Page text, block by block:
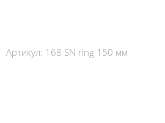
Артикул: 168 SN ring 150 мм